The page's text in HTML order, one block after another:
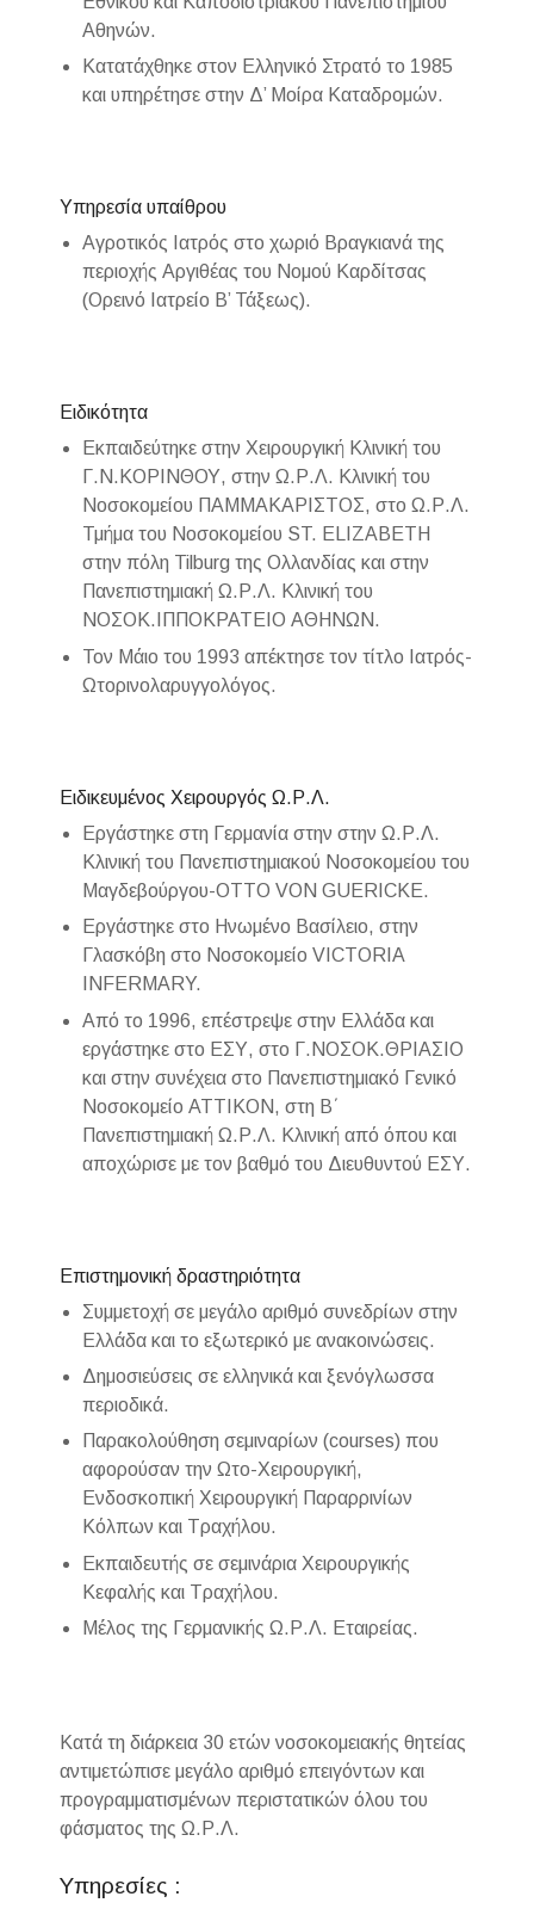
Αθηνών.
Κατατάχθηκε στον Ελληνικό Στρατό το 1985
και υπηρέτησε στην Δ’ Μοίρα Καταδρομών.
Υπηρεσία υπαίθρου
Αγροτικός Ιατρός στο χωριό Βραγκιανά της
περιοχής Αργιθέας του Νομού Καρδίτσας
(Ορεινό Ιατρείο Β’ Τάξεως).
Ειδικότητα
Εκπαιδεύτηκε στην Χειρουργική Κλινική του
Γ.Ν.ΚΟΡΙΝΘΟΥ, στην Ω.Ρ.Λ. Κλινική του
Νοσοκομείου ΠΑΜΜΑΚΑΡΙΣΤΟΣ, στο Ω.Ρ.Λ.
Τμήμα του Νοσοκομείου ST. ELIZABETH
στην πόλη Tilburg της Ολλανδίας και στην
Πανεπιστημιακή Ω.Ρ.Λ. Κλινική του
ΝΟΣΟΚ.ΙΠΠΟΚΡΑΤΕΙΟ ΑΘΗΝΩΝ.
Τον Μάιο του 1993 απέκτησε τον τίτλο Ιατρός-
Ωτορινολαρυγγολόγος.
Ειδικευμένος Χειρουργός Ω.Ρ.Λ.
Εργάστηκε στη Γερμανία στην στην Ω.Ρ.Λ.
Κλινική του Πανεπιστημιακού Νοσοκομείου του
Μαγδεβούργου-OTTO VON GUERICKE.
Εργάστηκε στο Ηνωμένο Βασίλειο, στην
Γλασκόβη στο Νοσοκομείο VICTORIA
INFERMARY.
Από το 1996, επέστρεψε στην Ελλάδα και
εργάστηκε στο ΕΣΥ, στο Γ.ΝΟΣΟΚ.ΘΡΙΑΣΙΟ
και στην συνέχεια στο Πανεπιστημιακό Γενικό
Νοσοκομείο ΑΤΤΙΚΟΝ, στη Β΄
Πανεπιστημιακή Ω.Ρ.Λ. Κλινική από όπου και
αποχώρισε με τον βαθμό του Διευθυντού ΕΣΥ.
Επιστημονική δραστηριότητα
Συμμετοχή σε μεγάλο αριθμό συνεδρίων στην
Ελλάδα και το εξωτερικό με ανακοινώσεις.
Δημοσιεύσεις σε ελληνικά και ξενόγλωσσα
περιοδικά.
Παρακολούθηση σεμιναρίων (courses) που
αφορούσαν την Ωτο-Χειρουργική,
Ενδοσκοπική Χειρουργική Παραρρινίων
Κόλπων και Τραχήλου.
Εκπαιδευτής σε σεμινάρια Χειρουργικής
Κεφαλής και Τραχήλου.
Μέλος της Γερμανικής Ω.Ρ.Λ. Εταιρείας.
Κατά τη διάρκεια 30 ετών νοσοκομειακής θητείας
αντιμετώπισε μεγάλο αριθμό επειγόντων και
προγραμματισμένων περιστατικών όλου του
φάσματος της Ω.Ρ.Λ.
Υπηρεσίες :